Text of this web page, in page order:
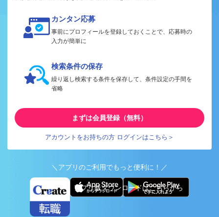
カンタン応募
事前にプロフィールを登録しておくことで、応募時の
入力が簡単に
検索条件の保存
繰り返し検索する条件を保存して、条件設定の手間を
省略
まずは会員登録（無料）
アカウントをお持ちの方 ログインはこちら＞
＼アプリのご利用でもっと便利に！／
アプリ版ダウンロードはこちらから